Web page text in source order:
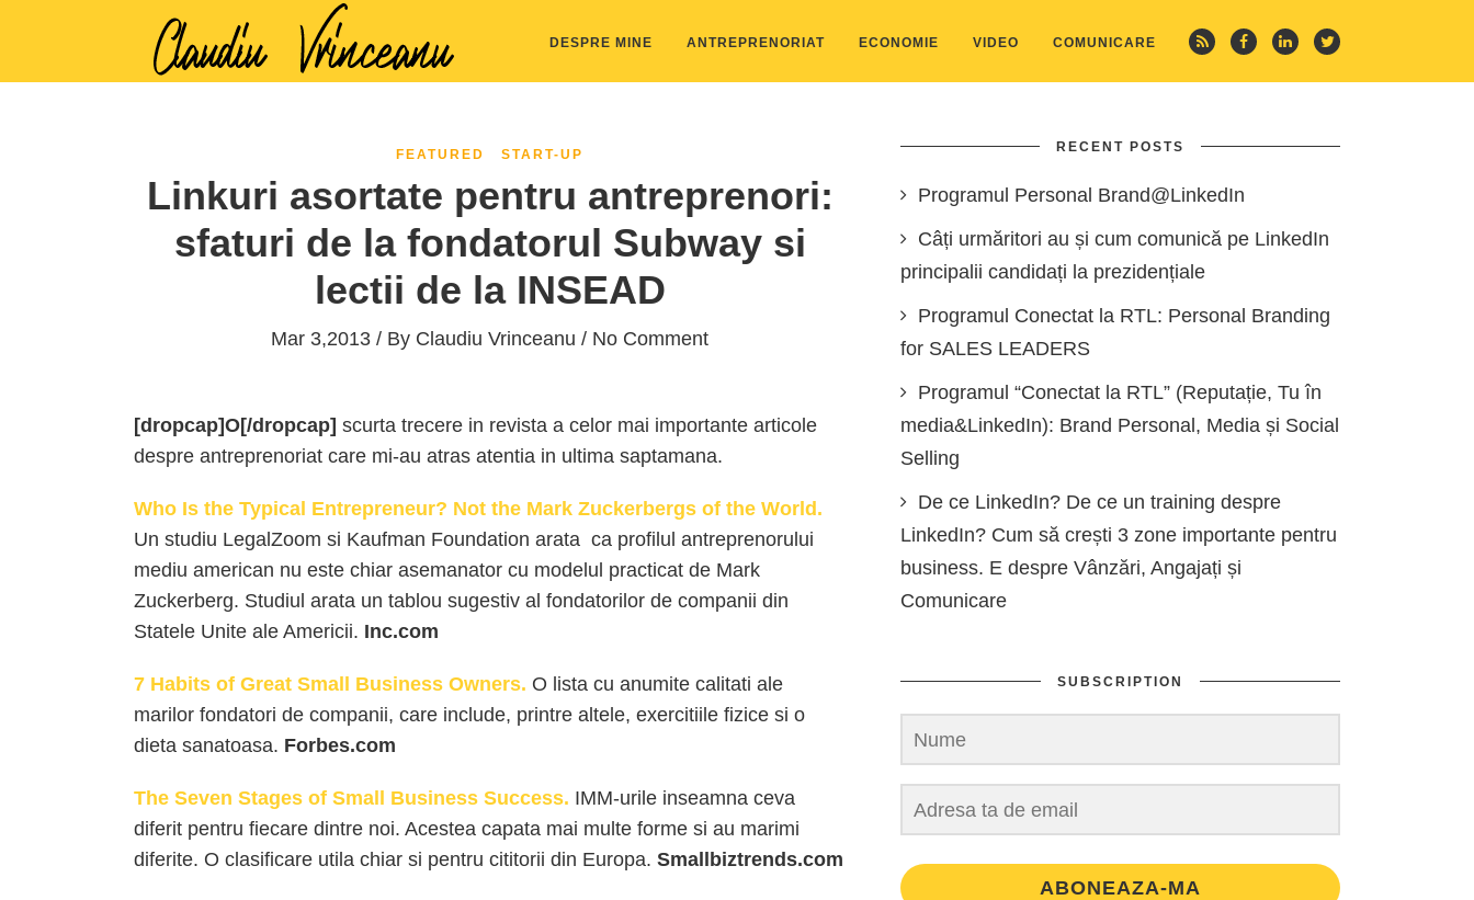
DESPRE MINE ANTREPRENORIAT ECONOMIE VIDEO COMUNICARE
FEATURED START-UP
Linkuri asortate pentru antreprenori:
sfaturi de la fondatorul Subway si
lectii de la INSEAD
Mar 3,2013 / By Claudiu Vrinceanu / No Comment
[dropcap]O[/dropcap] scurta trecere in revista a celor mai importante articole
despre antreprenoriat care mi-au atras atentia in ultima saptamana.
Who Is the Typical Entrepreneur? Not the Mark Zuckerbergs of the World.
Un studiu LegalZoom si Kaufman Foundation arata ca profilul antreprenorului
mediu american nu este chiar asemanator cu modelul practicat de Mark
Zuckerberg. Studiul arata un tablou sugestiv al fondatorilor de companii din
Statele Unite ale Americii. Inc.com
7 Habits of Great Small Business Owners. O lista cu anumite calitati ale
marilor fondatori de companii, care include, printre altele, exercitiile fizice si o
dieta sanatoasa. Forbes.com
The Seven Stages of Small Business Success. IMM-urile inseamna ceva
diferit pentru fiecare dintre noi. Acestea capata mai multe forme si au marimi
diferite. O clasificare utila chiar si pentru cititorii din Europa. Smallbiztrends.com
RECENT POSTS
Programul Personal Brand@LinkedIn
Câți urmăritori au și cum comunică pe LinkedIn
principalii candidați la prezidențiale
Programul Conectat la RTL: Personal Branding
for SALES LEADERS
Programul “Conectat la RTL” (Reputație, Tu în
media&LinkedIn): Brand Personal, Media și Social
Selling
De ce LinkedIn? De ce un training despre
LinkedIn? Cum să crești 3 zone importante pentru
business. E despre Vânzări, Angajați și
Comunicare
SUBSCRIPTION
ABONEAZA-MA